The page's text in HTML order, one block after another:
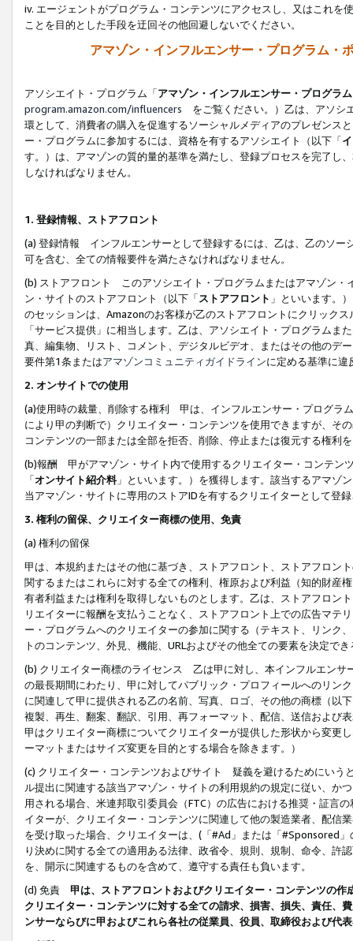
iv. エージェントがプログラム・コンテンツにアクセスし、又はこれ
ことを目的とした手段を迂回その他回避しないでください。
アマゾン・インフルエンサー・プログラム・
アソシエイト・プログラム「アマゾン・インフルエンサー・プログラム
program.amazon.com/influencers をご覧ください。）乙は、アソシ
環として、消費者の購入を促進するソーシャルメディアのプレゼンス
ー・プログラムに参加するには、資格を有するアソシエイト（以下「
す。）は、アマゾンの質的量的基準を満たし、登録プロセスを完了し、
しなければなりません。
1. 登録情報、ストアフロント
(a) 登録情報 インフルエンサーとして登録するには、乙は、乙のソー
可を含む、全ての情報要件を満たさなければなりません。
(b) ストアフロント このアソシエイト・プログラムまたはアマゾン・
ン・サイトのストアフロント（以下「ストアフロント 」といいます。
のセッションは、Amazonのお客様が乙のストアフロントにクリック
「サービス提供」に相当します。乙は、アソシエイト・プログラム
真、編集物、リスト、コメント、デジタルビデオ、またはその他のデ
要件第1条またはアマゾンコミュニティガイドラインに定める基準に違
2. オンサイトでの使用
(a)使用時の裁量、削除する権利 甲は、インフルエンサー・プログラ
により甲の判断で）クリエイター・コンテンツを使用できますが、そ
コンテンツの一部または全部を拒否、削除、停止または復元する権利
(b)報酬 甲がアマゾン・サイト内で使用するクリエイター・コンテン
「オンサイト紹介料」といいます。）を獲得します。該当するアマゾ
当アマゾン・サイトに専用のストアIDを有するクリエイターとして登
3. 権利の留保、クリエイター商標の使用、免責
(a) 権利の留保
甲は、本規約またはその他に基づき、ストアフロント、ストアフロン
関するまたはこれらに対する全ての権利、権原および利益（知的財産
有者利益または権利を取得しないものとします。乙は、ストアフロン
リエイターに報酬を支払うことなく、ストアフロント上での広告マテ
ー・プログラムへのクリエイターの参加に関する（テキスト、リンク
トのコンテンツ、外見、機能、URLおよびその他全ての要素を決定で
(b) クリエイター商標のライセンス 乙は甲に対し、本インフルエンサ
の最長期間にわたり、甲に対してパブリック・プロフィールへのリン
に関連して甲に提供される乙の名前、写真、ロゴ、その他の商標（以
複製、再生、翻案、翻訳、引用、再フォーマット、配信、送信および
甲はクリエイター商標についてクリエイターが提供した形状から変更
ーマットまたはサイズ変更を目的とする場合を除きます。）
(c) クリエイター・コンテンツおよびサイト 疑義を避けるためにいう
ル提出に関連する該当アマゾン・サイトの利用規約の規定に従い、か
用される場合、米連邦取引委員会（FTC）の広告における推奨・証言
イターが、クリエイター・コンテンツに関連して他の製造業者、配信
を受け取った場合、クリエイターは、(「#Ad」または「#Sponsored
り決めに関する全ての適用ある法律、政省令、規則、規制、命令、許
を、開示に関連するものを含めて、遵守する責任も負います。
(d) 免責 甲は、ストアフロントおよびクリエイター・コンテンツの
クリエイター・コンテンツに対する全ての請求、損害、損失、責任、
ンサーならびに甲およびこれら各社の従業員、役員、取締役および代